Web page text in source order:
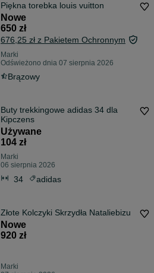
Piękna torebka louis vuitton
Nowe
650 zł
676,25 zł z Pakietem Ochronnym
Marki
Odświeżono dnia 07 sierpnia 2026
Brązowy
Buty trekkingowe adidas 34 dla
Kipczens
Używane
104 zł
Marki
06 sierpnia 2026
34 adidas
Złote Kolczyki Skrzydła Nataliebizu
Nowe
920 zł
Marki